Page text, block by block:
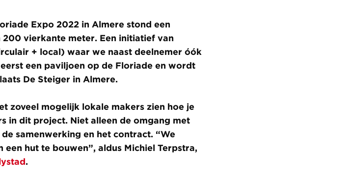
Expo 2022 in Almere stond een
vierkante meter. Een initiatief van
+ local) waar we naast deelnemer óók
een paviljoen op de Floriade en wordt
De Steiger in Almere.
zoveel mogelijk lokale makers zien hoe je
in dit project. Niet alleen de omgang met
samenwerking en het contract. “We
hut te bouwen”, aldus Michiel Terpstra,
.